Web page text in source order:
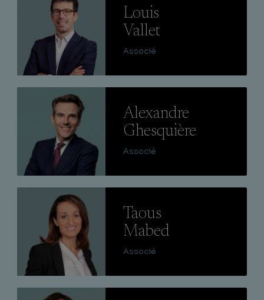
Louis
Vallet
Associé
Alexandre
Ghesquière
Associé
Taous
Mabed
Associé